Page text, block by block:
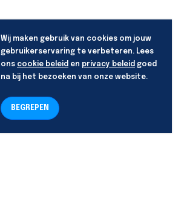
Wij maken gebruik van cookies om jouw
gebruikerservaring te verbeteren. Lees
ons cookie beleid en privacy beleid goed
na bij het bezoeken van onze website.
BEGREPEN